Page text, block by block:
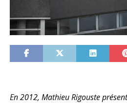
En 2012, Mathieu Rigouste